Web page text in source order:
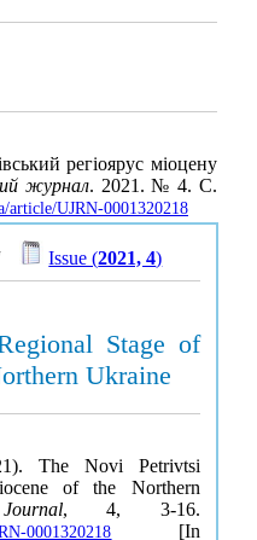
регіоярус міоцену
журнал. 2021. № 4. С.
article/UJRN-0001320218
Issue (2021, 4)
Stage of
Ukraine
The Novi Petrivtsi
of the Northern
, 4, 3-16.
0001320218 [In